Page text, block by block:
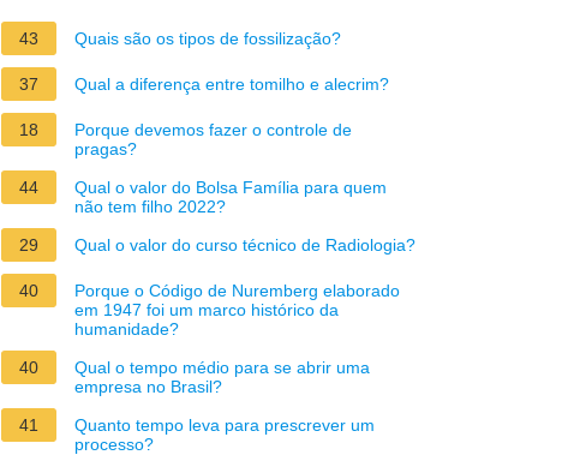
43 Quais são os tipos de fossilização?
37 Qual a diferença entre tomilho e alecrim?
18
Porque devemos fazer o controle de
pragas?
44
Qual o valor do Bolsa Família para quem
não tem filho 2022?
29
Qual o valor do curso técnico de Radiologia?
40
Porque o Código de Nuremberg elaborado
em 1947 foi um marco histórico da
humanidade?
40
Qual o tempo médio para se abrir uma
empresa no Brasil?
41
Quanto tempo leva para prescrever um
processo?